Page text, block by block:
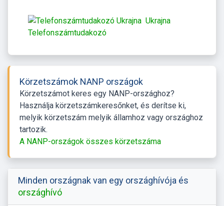
Ukrajna
Telefonszámtudakozó
Körzetszámok NANP országok
Körzetszámot keres egy NANP-országhoz?
Használja körzetszámkeresőnket, és derítse ki,
melyik körzetszám melyik államhoz vagy országhoz
tartozik.
A NANP-országok összes körzetszáma
Minden országnak van egy országhívója és
országhívó